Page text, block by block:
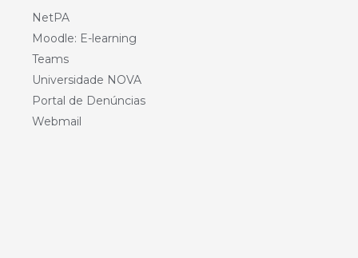
NetPA
Moodle: E-learning
Teams
Universidade NOVA
Portal de Denúncias
Webmail